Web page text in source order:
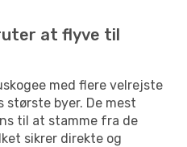
at flyve til
med flere velrejste
byer. De mest
til at stamme fra de
sikrer direkte og